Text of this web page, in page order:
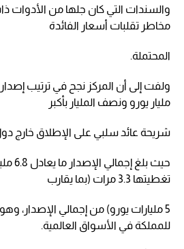
والسندات التي كان جلها من الأدوات ذات
مخاطر تقلبات أسعار الفائدة
المحتملة.
ولفت إلى أن المركز نجح في ترتيب
مليار يورو ونصف المليار بأكبر
شريحة عائد سلبي على الإطلاق خارج دول
حيث
تغطيتها 3.3 مرات (بما يقارب
5 مليارات يورو) من إجمالي الإصدار، وهو
للمملكة في الأسواق العالمية.